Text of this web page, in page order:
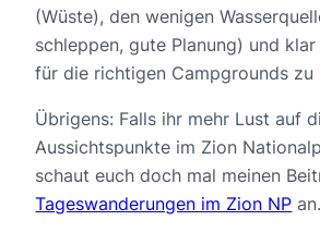
(Wüste), den wenigen
schleppen, gute Planung) und
für die richtigen Campgrounds zu
Übrigens: Falls ihr mehr Lust auf
Aussichtspunkte im Zion
schaut euch doch mal meinen
Tageswanderungen im Zion NP an.